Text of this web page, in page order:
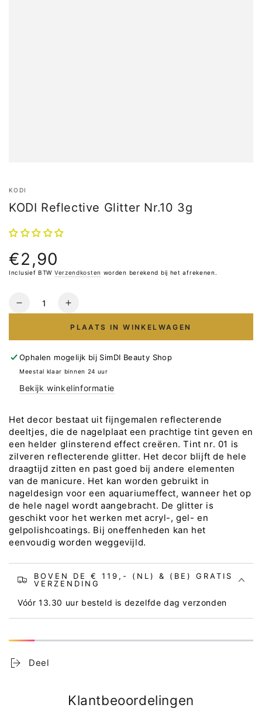
KODI
KODI Reflective Glitter Nr.10 3g
Normale
prijs
€2,90
Inclusief BTW Verzendkosten worden berekend bij het afrekenen.
Hoeveelheid
Verlaag
KODI
Reflective
Nr.10
Verhoog
aantal
KODI
Reflective
Nr.10
PLAATS IN WINKELWAGEN
Ophalen mogelijk bij SimDI Beauty Shop
Meestal klaar binnen 24 uur
Bekijk winkelinformatie
Het decor bestaat uit fijngemalen reflecterende
deeltjes, die de nagelplaat een prachtige tint geven en
een helder glinsterend effect creëren. Tint nr. 01 is
zilveren reflecterende glitter. Het decor blijft de hele
draagtijd zitten en past goed bij andere elementen
van de manicure. Het kan worden gebruikt in
nageldesign voor een aquariumeffect, wanneer het op
de hele nagel wordt aangebracht. De glitter is
geschikt voor het werken met acryl-, gel- en
gelpolishcoatings. Bij oneffenheden kan het
eenvoudig worden weggevijld.
BOVEN DE € 119,- (NL) & (BE) GRATIS
VERZENDING
Vóór 13.30 uur besteld is dezelfde dag verzonden
Deel
Klantbeoordelingen